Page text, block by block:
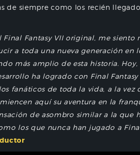
de siempre como los recién
Final Fantasy VII original, me
a toda una nueva generación en
más amplio de esta historia.
ha logrado con Final
fanáticos de toda la vida, a la
aquí su aventura en la
de asombro similar a la que
los que nunca han jugado a